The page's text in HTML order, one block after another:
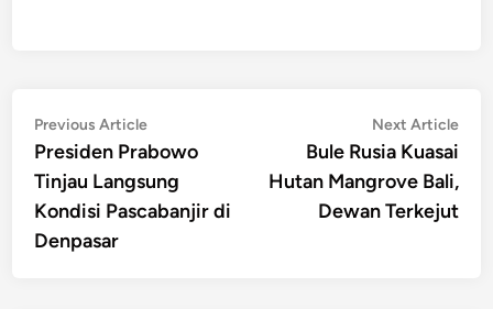
Post
navigation
Previous ArticlePrevious
article:
Presiden Prabowo
Tinjau Langsung
Kondisi Pascabanjir di
Denpasar
Next Article
Bule Rusia Kuasai
Hutan Mangrove Bali,
Dewan Terkejut